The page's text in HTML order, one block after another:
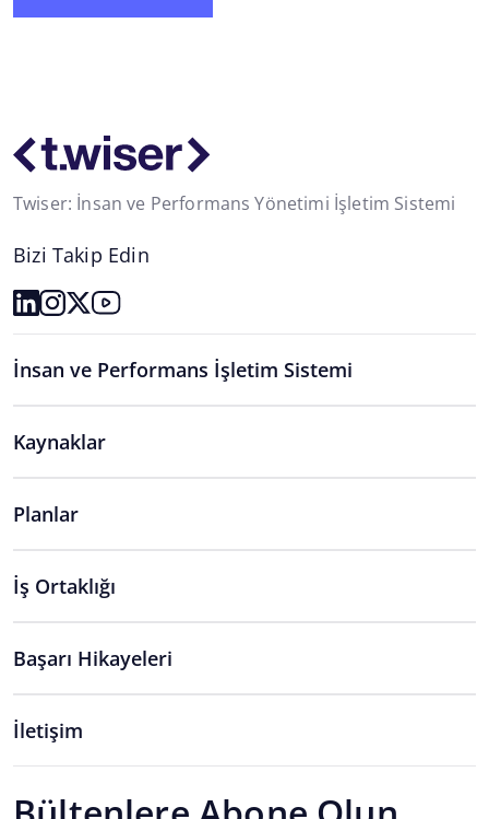
Twiser: İnsan ve Performans Yönetimi İşletim Sistemi
Bizi Takip Edin
İnsan ve Performans İşletim Sistemi
Kaynaklar
Planlar
İş Ortaklığı
Başarı Hikayeleri
İletişim